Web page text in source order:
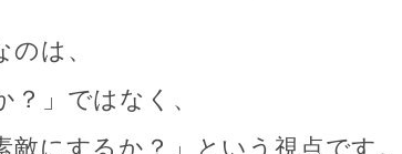
は、
？」ではなく、
敵にするか？」という視点です。